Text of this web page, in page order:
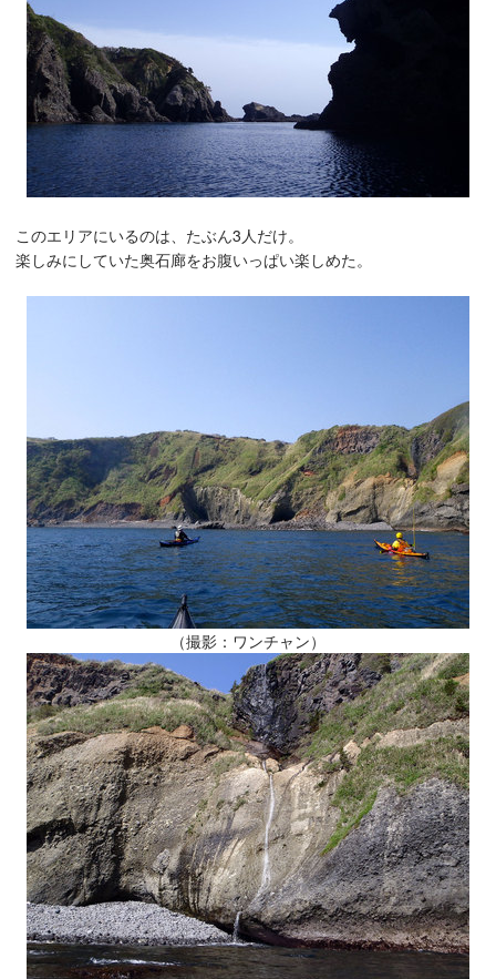
このエリアにいるのは、たぶん3人だけ。
楽しみにしていた奥石廊をお腹いっぱい楽しめた。
（撮影：ワンチャン）